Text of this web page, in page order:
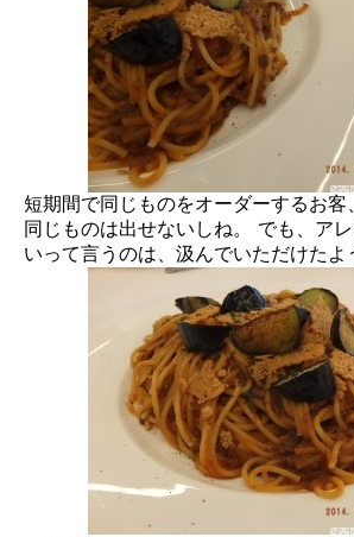
短期間で同じものをオーダーするお客
同じものは出せないしね。 でも、ア
いって言うのは、汲んでいただけたよ